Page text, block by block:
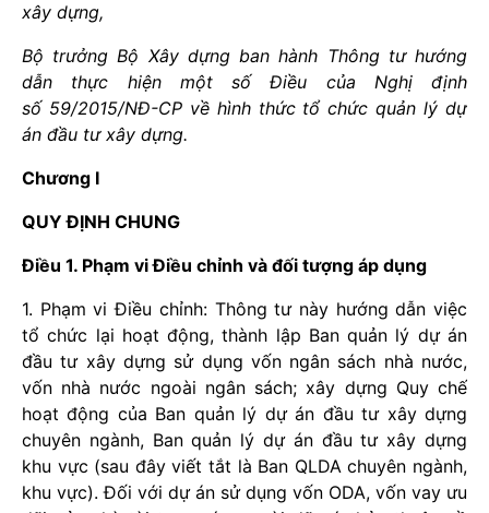
xây dựng,
Bộ trưởng Bộ Xây dựng ban hành Thông tư hướng
dẫn thực hiện một số Điều của Nghị định
số 59/2015/NĐ-CP về hình thức tổ chức quản lý dự
án đầu tư xây dựng.
Chương I
QUY ĐỊNH CHUNG
Điều 1. Phạm vi Điều chỉnh và đối tượng áp dụng
1. Phạm vi Điều chỉnh: Thông tư này hướng dẫn việc
tổ chức lại hoạt động, thành lập Ban quản lý dự án
đầu tư xây dựng sử dụng vốn ngân sách nhà nước,
vốn nhà nước ngoài ngân sách; xây dựng Quy chế
hoạt động của Ban quản lý dự án đầu tư xây dựng
chuyên ngành, Ban quản lý dự án đầu tư xây dựng
khu vực (sau đây viết tắt là Ban QLDA chuyên ngành,
khu vực). Đối với dự án sử dụng vốn ODA, vốn vay ưu